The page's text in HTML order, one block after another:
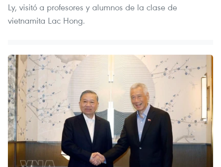
Ly, visitó a profesores y alumnos de la clase de
vietnamita Lac Hong.